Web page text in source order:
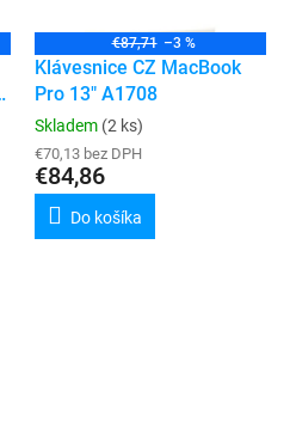
€87,71 –3 %
Klávesnice CZ MacBook
Pro 13" A1708
Skladem (2 ks)
€70,13 bez DPH
€84,86
Do košíka